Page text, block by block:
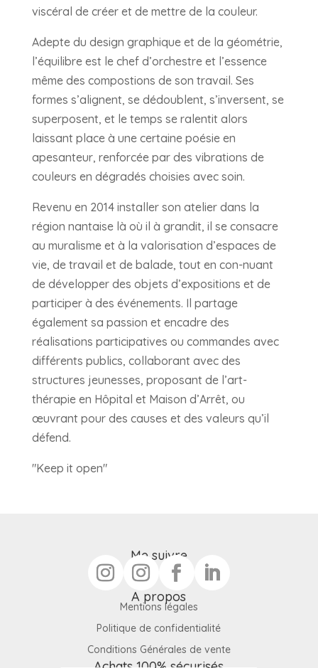
viscéral de créer et de mettre de la couleur.
Adepte du design graphique et de la géométrie,
l’équilibre est le chef d’orchestre et l’essence
même des compostions de son travail. Ses
formes s’alignent, se dédoublent, s’inversent, se
superposent, et le temps se ralentit alors
laissant place à une certaine poésie en
apesanteur, renforcée par des vibrations de
couleurs en dégradés choisies avec soin.
Revenu en 2014 installer son atelier dans la
région nantaise là où il à grandit, il se consacre
au muralisme et à la valorisation d’espaces de
vie, de travail et de balade, tout en con-nuant
de développer des objets d’expositions et de
participer à des événements. Il partage
également sa passion et encadre des
réalisations participatives ou commandes avec
différents publics, collaborant avec des
structures jeunesses, proposant de l’art-
thérapie en Hôpital et Maison d’Arrêt, ou
œuvrant pour des causes et des valeurs qu’il
défend.
"Keep it open"
Me suivre
A propos
Mentions légales
Politique de confidentialité
Conditions Générales de vente